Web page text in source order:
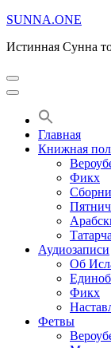
Перейти
содержимому
Enter)
SUNNA.ONE
Истинная Сунна
Главная
Книжная
Фикх
Татарча
Аудиозаписи
Об
Фикх
Фетвы